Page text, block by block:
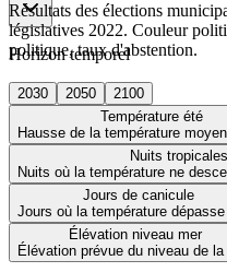
Horizon temporel
2030 2050
2100
Température été
Hausse de la température
Nuits tropicales
Nuits où la température ne
Jours de canicule
Jours où la température dépasse
Élévation niveau mer
Élévation prévue du niveau de la
Résultats des élections
législatives 2022. Couleur
politique, taux d'abstention.